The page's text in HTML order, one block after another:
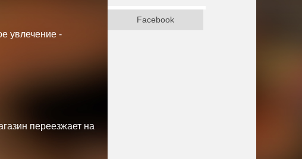
увлечение -
переезжает на
Facebook